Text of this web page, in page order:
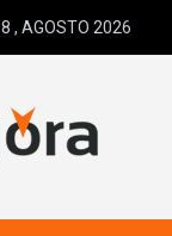
, AGOSTO 2026